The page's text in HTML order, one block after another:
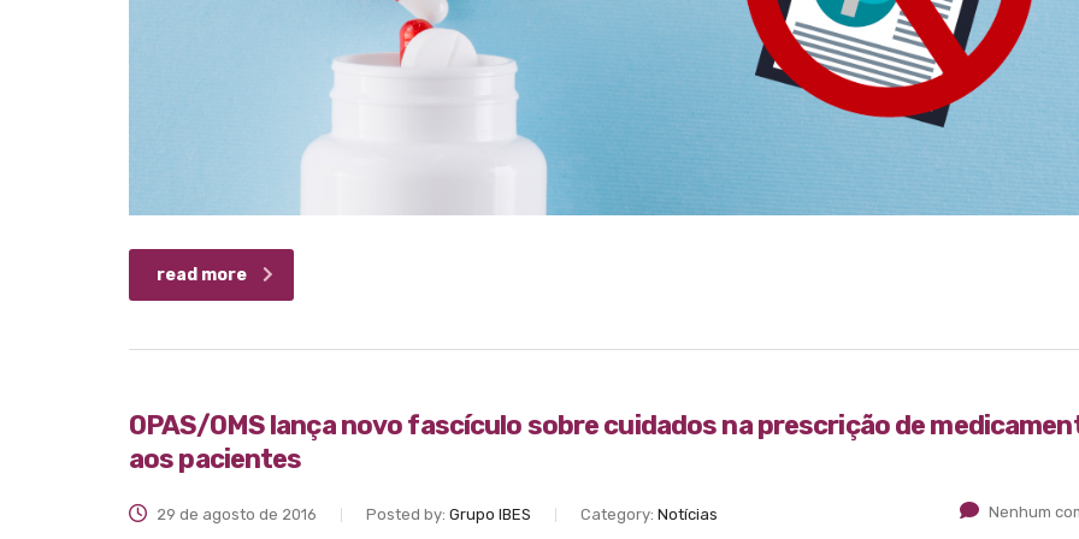
read more
OPAS/OMS lança novo fascículo sobre cuidados na prescrição de
aos pacientes
29 de agosto de 2016 Posted by: Grupo IBES Category: Notícias Nenhum